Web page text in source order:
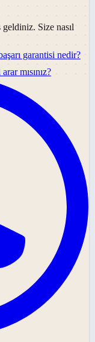
Size nasıl
garantisi nedir?
mısınız?